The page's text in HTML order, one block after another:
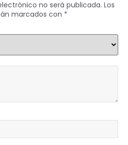
no será publicada. Los
marcados con *